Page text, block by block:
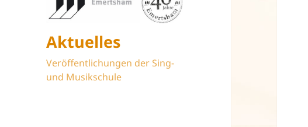
Aktuelles
Veröffentlichungen der Sing-
und Musikschule